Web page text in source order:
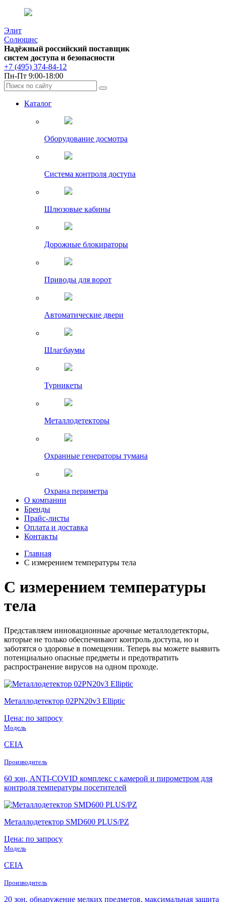
Элит
Солюшнс
Надёжный российский поставщик
систем доступа и безопасности
+7 (495) 374-84-12
Пн-Пт 9:00-18:00
Каталог
Оборудование досмотра
Система контроля доступа
Шлюзовые кабины
Дорожные блокираторы
Приводы для ворот
Автоматические двери
Шлагбаумы
Турникеты
Металлодетекторы
Охранные генераторы тумана
Охрана периметра
О компании
Бренды
Прайс-листы
Оплата и доставка
Контакты
Главная
С измерением температуры тела
С измерением температуры
тела
Представляем инновационные арочные металлодетекторы,
которые не только обеспечивают контроль доступа, но и
заботятся о здоровье в помещении. Теперь вы можете выявить
потенциально опасные предметы и предотвратить
распространение вирусов на одном проходе.
Металлодетектор 02PN20v3 Elliptic
Цена: по запросу
Модель
CEIA
Производитель
60 зон, ANTI-COVID комплекс с камерой и пирометром для
контроля температуры посетителей
Металлодетектор SMD600 PLUS/PZ
Цена: по запросу
Модель
CEIA
Производитель
20 зон, обнаружение мелких предметов, максимальная защита